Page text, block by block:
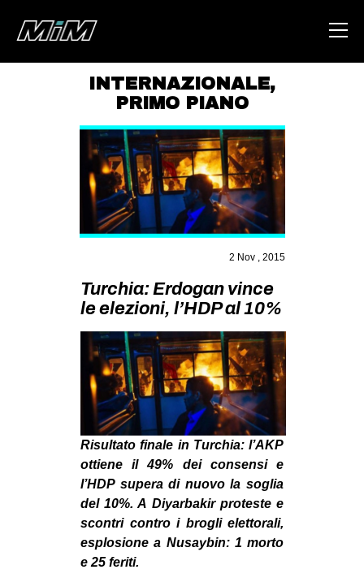
HOME
ABOUT
AREA
DEGENERAZIONE
GAZA FREESTYLE
CSOA LAMBRETTA
MSM
STUDENTI TSUNAMI
ZAM
MILANO
MOBILITAZIONI
SPAZI
SPORT POPOLARE
MOVIMENTI
AMBIENTE
ANTIFASCISMO
INTERNAZIONALE,
PRIMO PIANO
2 Nov , 2015
Turchia: Erdogan vince
le elezioni, l’HDP al 10%
Risultato finale in Turchia: l’AKP
ottiene il 49% dei consensi e
l’HDP supera di nuovo la soglia
del 10%. A Diyarbakir proteste e
scontri contro i brogli elettorali,
esplosione a Nusaybin: 1 morto
e 25 feriti.